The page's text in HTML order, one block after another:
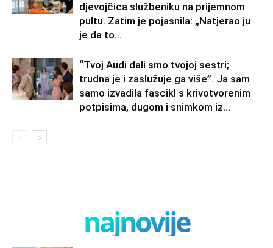
djevojčica službeniku na prijemnom
pultu. Zatim je pojasnila: „Natjerao ju
je da to...
“Tvoj Audi dali smo tvojoj sestri;
trudna je i zaslužuje ga više”. Ja sam
samo izvadila fascikl s krivotvorenim
potpisima, dugom i snimkom iz...
najnovije